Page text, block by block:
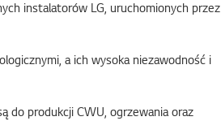
instalatorów LG, uruchomionych przez
a ich wysoka niezawodność i
do produkcji CWU, ogrzewania oraz